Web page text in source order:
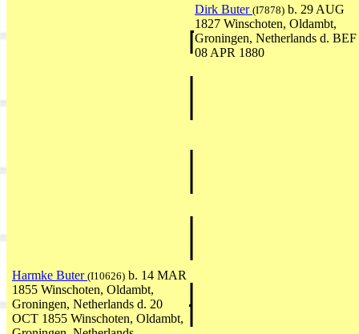
Dirk Buter (I7878) b. 29 AUG
1827 Winschoten, Oldambt,
Groningen, Netherlands d. BEF
08 APR 1880
Harmke Buter (I10626) b. 14 MAR
1855 Winschoten, Oldambt,
Groningen, Netherlands d. 20
OCT 1855 Winschoten, Oldambt,